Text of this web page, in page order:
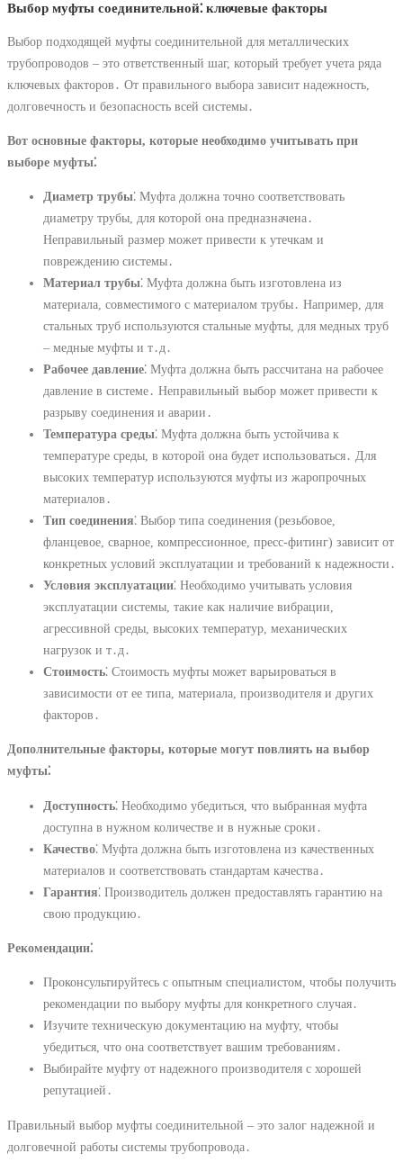
Выбор муфты соединительной⁚ ключевые факторы
Выбор подходящей муфты соединительной для металлических
трубопроводов – это ответственный шаг, который требует учета ряда
ключевых факторов․ От правильного выбора зависит надежность,
долговечность и безопасность всей системы․
Вот основные факторы, которые необходимо учитывать при
выборе муфты⁚
Диаметр трубы⁚ Муфта должна точно соответствовать
диаметру трубы, для которой она предназначена․
Неправильный размер может привести к утечкам и
повреждению системы․
Материал трубы⁚ Муфта должна быть изготовлена из
материала, совместимого с материалом трубы․ Например, для
стальных труб используются стальные муфты, для медных труб
– медные муфты и т․д․
Рабочее давление⁚ Муфта должна быть рассчитана на рабочее
давление в системе․ Неправильный выбор может привести к
разрыву соединения и аварии․
Температура среды⁚ Муфта должна быть устойчива к
температуре среды, в которой она будет использоваться․ Для
высоких температур используются муфты из жаропрочных
материалов․
Тип соединения⁚ Выбор типа соединения (резьбовое,
фланцевое, сварное, компрессионное, пресс-фитинг) зависит от
конкретных условий эксплуатации и требований к надежности․
Условия эксплуатации⁚ Необходимо учитывать условия
эксплуатации системы, такие как наличие вибрации,
агрессивной среды, высоких температур, механических
нагрузок и т․д․
Стоимость⁚ Стоимость муфты может варьироваться в
зависимости от ее типа, материала, производителя и других
факторов․
Дополнительные факторы, которые могут повлиять на выбор
муфты⁚
Доступность⁚ Необходимо убедиться, что выбранная муфта
доступна в нужном количестве и в нужные сроки․
Качество⁚ Муфта должна быть изготовлена из качественных
материалов и соответствовать стандартам качества․
Гарантия⁚ Производитель должен предоставлять гарантию на
свою продукцию․
Рекомендации⁚
Проконсультируйтесь с опытным специалистом, чтобы получить
рекомендации по выбору муфты для конкретного случая․
Изучите техническую документацию на муфту, чтобы
убедиться, что она соответствует вашим требованиям․
Выбирайте муфту от надежного производителя с хорошей
репутацией․
Правильный выбор муфты соединительной – это залог надежной и
долговечной работы системы трубопровода․